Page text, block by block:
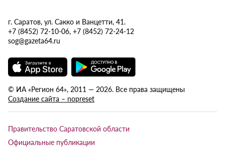
г. Саратов, ул. Сакко и Ванцетти, 41.
+7 (8452) 72-10-06, +7 (8452) 72-24-12
sog@gazeta64.ru
© ИА «Регион 64», 2011 — 2026. Все права защищены
Создание сайта – nopreset
Правительство Саратовской области
Официальные публикации